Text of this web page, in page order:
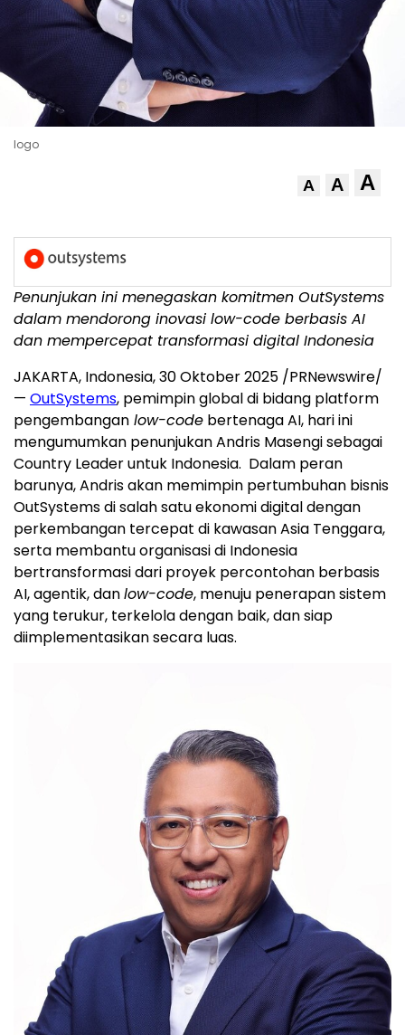
logo
A A A
Penunjukan ini menegaskan komitmen OutSystems
dalam mendorong inovasi low-code berbasis AI
dan mempercepat transformasi digital Indonesia
JAKARTA, Indonesia,30 Oktober 2025 /PRNewswire/
— OutSystems, pemimpin global di bidang platform
pengembangan low-code bertenaga AI, hari ini
mengumumkan penunjukanAndris Masengisebagai
Country Leader untuk Indonesia. Dalam peran
barunya, Andris akan memimpin pertumbuhan bisnis
OutSystems di salah satu ekonomi digital dengan
perkembangan tercepat di kawasanAsia Tenggara,
serta membantu organisasi di Indonesia
bertransformasi dari proyek percontohan berbasis
AI, agentik, danlow-code, menuju penerapan sistem
yang terukur, terkelola dengan baik, dan siap
diimplementasikan secara luas.